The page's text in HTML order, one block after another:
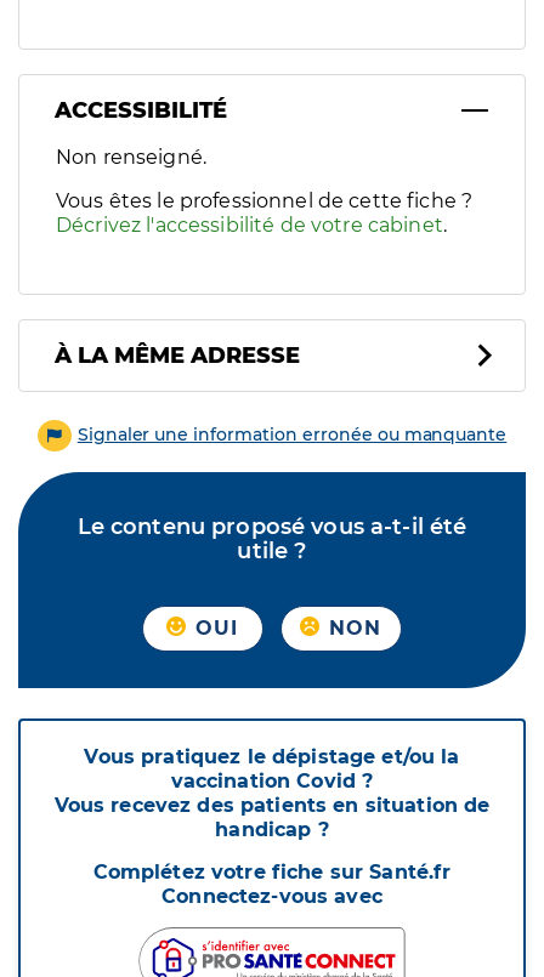
ACCESSIBILITÉ
Filtres
Sélectionnez un ou plusieurs handicaps/besoins
Non renseigné.
Vous êtes le professionnel de cette fiche ?
Décrivez l'accessibilité de votre cabinet.
À LA MÊME ADRESSE
Signaler une information erronée ou manquante
Le contenu proposé vous a-t-il été
utile ?
OUI NON
Vous pratiquez le dépistage et/ou la
vaccination Covid ?
Vous recevez des patients en situation de
handicap ?
Complétez votre fiche sur Santé.fr
Connectez-vous avec